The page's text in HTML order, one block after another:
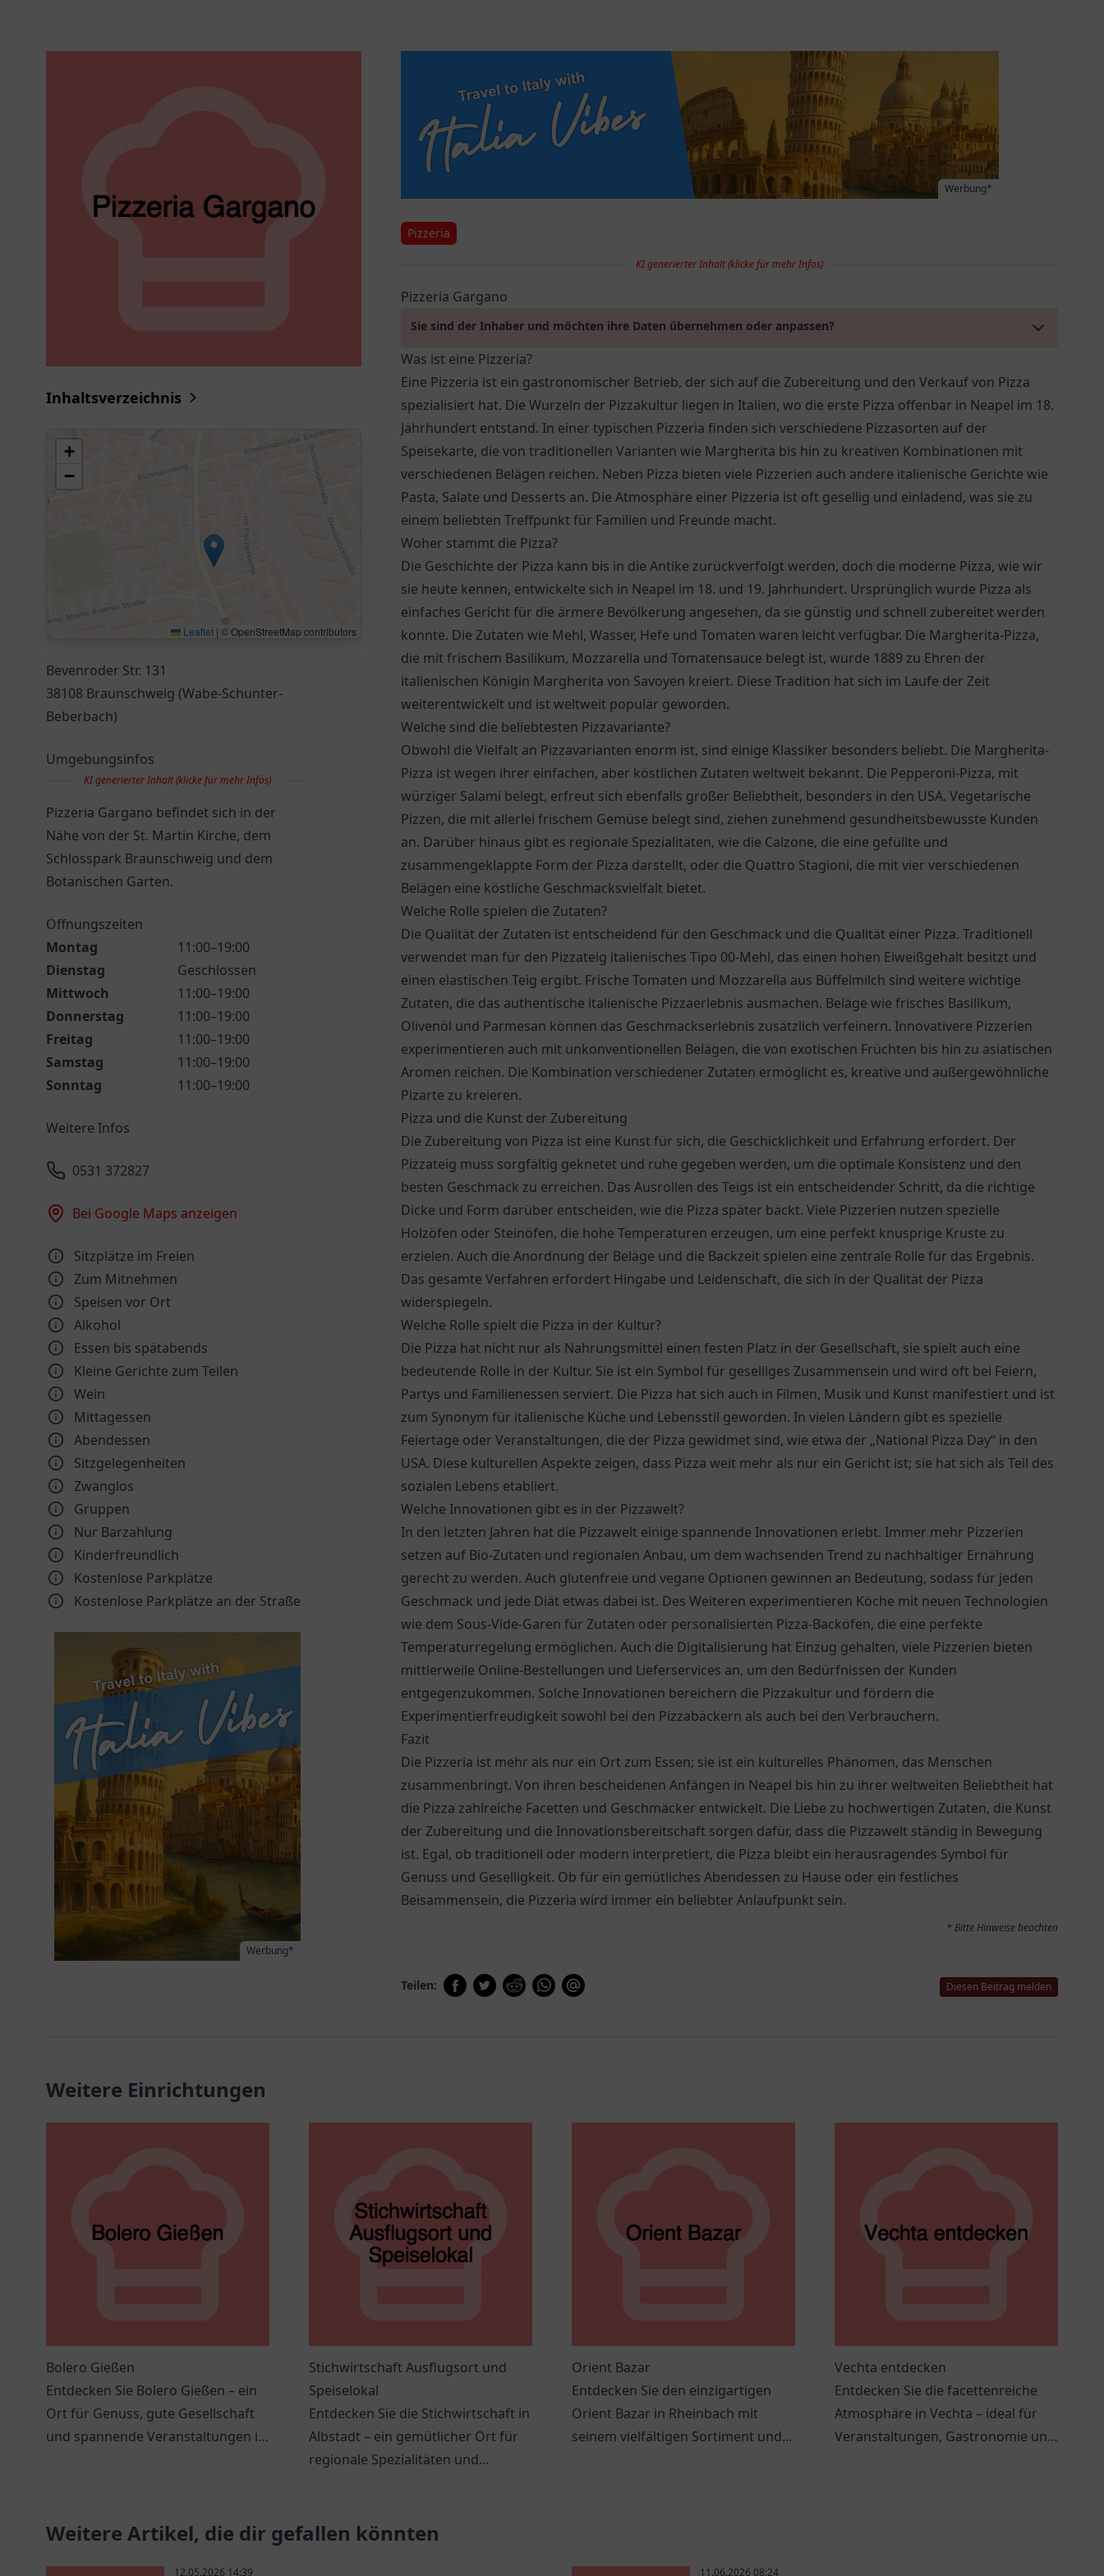
Inhaltsverzeichnis
+
−
Leaflet | © OpenStreetMap contributors
Bevenroder Str. 131
38108 Braunschweig (Wabe-Schunter-
Beberbach)
Umgebungsinfos
KI generierter Inhalt (klicke für mehr Infos)
Pizzeria Gargano befindet sich in der
Nähe von der St. Martin Kirche, dem
Schlosspark Braunschweig und dem
Botanischen Garten.
Öffnungszeiten
Montag
11:00–19:00
Dienstag
Geschlossen
Mittwoch
11:00–19:00
Donnerstag
11:00–19:00
Freitag
11:00–19:00
Samstag
11:00–19:00
Sonntag
11:00–19:00
Weitere Infos
0531 372827
Bei Google Maps anzeigen
Sitzplätze im Freien
Zum Mitnehmen
Speisen vor Ort
Alkohol
Essen bis spätabends
Kleine Gerichte zum Teilen
Wein
Mittagessen
Abendessen
Sitzgelegenheiten
Zwanglos
Gruppen
Nur Barzahlung
Kinder­freundlich
Kostenlose Parkplätze
Kostenlose Parkplätze an der Straße
Werbung*
Werbung*
Pizzeria
KI generierter Inhalt (klicke für mehr Infos)
Pizzeria Gargano
Sie sind der Inhaber und möchten ihre Daten übernehmen oder anpassen?
Was ist eine Pizzeria?
Eine Pizzeria ist ein gastronomischer Betrieb, der sich auf die Zubereitung und den Verkauf von Pizza
spezialisiert hat. Die Wurzeln der Pizzakultur liegen in Italien, wo die erste Pizza offenbar in Neapel im 18.
Jahrhundert entstand. In einer typischen Pizzeria finden sich verschiedene Pizzasorten auf der
Speisekarte, die von traditionellen Varianten wie Margherita bis hin zu kreativen Kombinationen mit
verschiedenen Belägen reichen. Neben Pizza bieten viele Pizzerien auch andere italienische Gerichte wie
Pasta, Salate und Desserts an. Die Atmosphäre einer Pizzeria ist oft gesellig und einladend, was sie zu
einem beliebten Treffpunkt für Familien und Freunde macht.
Woher stammt die Pizza?
Die Geschichte der Pizza kann bis in die Antike zurückverfolgt werden, doch die moderne Pizza, wie wir
sie heute kennen, entwickelte sich in Neapel im 18. und 19. Jahrhundert. Ursprünglich wurde Pizza als
einfaches Gericht für die ärmere Bevölkerung angesehen, da sie günstig und schnell zubereitet werden
konnte. Die Zutaten wie Mehl, Wasser, Hefe und Tomaten waren leicht verfügbar. Die Margherita-Pizza,
die mit frischem Basilikum, Mozzarella und Tomatensauce belegt ist, wurde 1889 zu Ehren der
italienischen Königin Margherita von Savoyen kreiert. Diese Tradition hat sich im Laufe der Zeit
weiterentwickelt und ist weltweit populär geworden.
Welche sind die beliebtesten Pizzavariante?
Obwohl die Vielfalt an Pizzavarianten enorm ist, sind einige Klassiker besonders beliebt. Die Margherita-
Pizza ist wegen ihrer einfachen, aber köstlichen Zutaten weltweit bekannt. Die Pepperoni-Pizza, mit
würziger Salami belegt, erfreut sich ebenfalls großer Beliebtheit, besonders in den USA. Vegetarische
Pizzen, die mit allerlei frischem Gemüse belegt sind, ziehen zunehmend gesundheitsbewusste Kunden
an. Darüber hinaus gibt es regionale Spezialitäten, wie die Calzone, die eine gefüllte und
zusammengeklappte Form der Pizza darstellt, oder die Quattro Stagioni, die mit vier verschiedenen
Belägen eine köstliche Geschmacksvielfalt bietet.
Welche Rolle spielen die Zutaten?
Die Qualität der Zutaten ist entscheidend für den Geschmack und die Qualität einer Pizza. Traditionell
verwendet man für den Pizzateig italienisches Tipo 00-Mehl, das einen hohen Eiweißgehalt besitzt und
einen elastischen Teig ergibt. Frische Tomaten und Mozzarella aus Büffelmilch sind weitere wichtige
Zutaten, die das authentische italienische Pizzaerlebnis ausmachen. Beläge wie frisches Basilikum,
Olivenöl und Parmesan können das Geschmackserlebnis zusätzlich verfeinern. Innovativere Pizzerien
experimentieren auch mit unkonventionellen Belägen, die von exotischen Früchten bis hin zu asiatischen
Aromen reichen. Die Kombination verschiedener Zutaten ermöglicht es, kreative und außergewöhnliche
Pizarte zu kreieren.
Pizza und die Kunst der Zubereitung
Die Zubereitung von Pizza ist eine Kunst für sich, die Geschicklichkeit und Erfahrung erfordert. Der
Pizzateig muss sorgfältig geknetet und ruhe gegeben werden, um die optimale Konsistenz und den
besten Geschmack zu erreichen. Das Ausrollen des Teigs ist ein entscheidender Schritt, da die richtige
Dicke und Form darüber entscheiden, wie die Pizza später bäckt. Viele Pizzerien nutzen spezielle
Holzöfen oder Steinöfen, die hohe Temperaturen erzeugen, um eine perfekt knusprige Kruste zu
erzielen. Auch die Anordnung der Beläge und die Backzeit spielen eine zentrale Rolle für das Ergebnis.
Das gesamte Verfahren erfordert Hingabe und Leidenschaft, die sich in der Qualität der Pizza
widerspiegeln.
Welche Rolle spielt die Pizza in der Kultur?
Die Pizza hat nicht nur als Nahrungsmittel einen festen Platz in der Gesellschaft, sie spielt auch eine
bedeutende Rolle in der Kultur. Sie ist ein Symbol für geselliges Zusammensein und wird oft bei Feiern,
Partys und Familienessen serviert. Die Pizza hat sich auch in Filmen, Musik und Kunst manifestiert und ist
zum Synonym für italienische Küche und Lebensstil geworden. In vielen Ländern gibt es spezielle
Feiertage oder Veranstaltungen, die der Pizza gewidmet sind, wie etwa der „National Pizza Day“ in den
USA. Diese kulturellen Aspekte zeigen, dass Pizza weit mehr als nur ein Gericht ist; sie hat sich als Teil des
sozialen Lebens etabliert.
Welche Innovationen gibt es in der Pizzawelt?
In den letzten Jahren hat die Pizzawelt einige spannende Innovationen erlebt. Immer mehr Pizzerien
setzen auf Bio-Zutaten und regionalen Anbau, um dem wachsenden Trend zu nachhaltiger Ernährung
gerecht zu werden. Auch glutenfreie und vegane Optionen gewinnen an Bedeutung, sodass für jeden
Geschmack und jede Diät etwas dabei ist. Des Weiteren experimentieren Köche mit neuen Technologien
wie dem Sous-Vide-Garen für Zutaten oder personalisierten Pizza-Backöfen, die eine perfekte
Temperaturregelung ermöglichen. Auch die Digitalisierung hat Einzug gehalten, viele Pizzerien bieten
mittlerweile Online-Bestellungen und Lieferservices an, um den Bedürfnissen der Kunden
entgegenzukommen. Solche Innovationen bereichern die Pizzakultur und fördern die
Experimentierfreudigkeit sowohl bei den Pizzabäckern als auch bei den Verbrauchern.
Fazit
Die Pizzeria ist mehr als nur ein Ort zum Essen; sie ist ein kulturelles Phänomen, das Menschen
zusammenbringt. Von ihren bescheidenen Anfängen in Neapel bis hin zu ihrer weltweiten Beliebtheit hat
die Pizza zahlreiche Facetten und Geschmäcker entwickelt. Die Liebe zu hochwertigen Zutaten, die Kunst
der Zubereitung und die Innovationsbereitschaft sorgen dafür, dass die Pizzawelt ständig in Bewegung
ist. Egal, ob traditionell oder modern interpretiert, die Pizza bleibt ein herausragendes Symbol für
Genuss und Geselligkeit. Ob für ein gemütliches Abendessen zu Hause oder ein festliches
Beisammensein, die Pizzeria wird immer ein beliebter Anlaufpunkt sein.
* Bitte Hinweise beachten
Teilen: Diesen Beitrag melden
Weitere Einrichtungen
Bolero Gießen
Entdecken Sie Bolero Gießen – ein
Ort für Genuss, gute Gesellschaft
und spannende Veranstaltungen in
Stichwirtschaft Ausflugsort und
Speiselokal
Entdecken Sie die Stichwirtschaft in
Albstadt – ein gemütlicher Ort für
regionale Spezialitäten und
Orient Bazar
Entdecken Sie den einzigartigen
Orient Bazar in Rheinbach mit
seinem vielfältigen Sortiment und
Vechta entdecken
Entdecken Sie die facettenreiche
Atmosphäre in Vechta – ideal für
Veranstaltungen, Gastronomie und
Weitere Artikel, die dir gefallen könnten
12.05.2026 14:39 11.06.2026 08:24